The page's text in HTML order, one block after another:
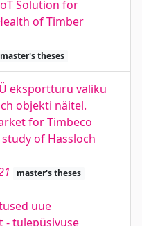
Solution for
of Timber
master's theses
eksportturu valiku
objekti näitel.
for Timbeco
of Hassloch
master's theses
uue
- tulepüsivuse